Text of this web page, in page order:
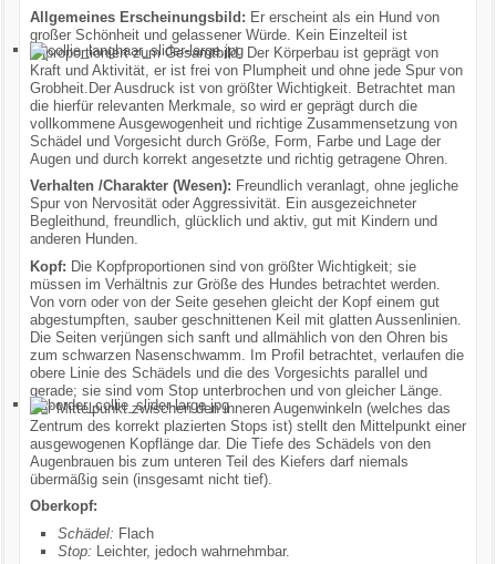
Allgemeines Erscheinungsbild: Er erscheint als ein Hund von
großer Schönheit und gelassener Würde. Kein Einzelteil ist
unproportioniert zum Gesamtbild. Der Körperbau ist geprägt von
Kraft und Aktivität, er ist frei von Plumpheit und ohne jede Spur von
Grobheit.Der Ausdruck ist von größter Wichtigkeit. Betrachtet man
die hierfür relevanten Merkmale, so wird er geprägt durch die
vollkommene Ausgewogenheit und richtige Zusammensetzung von
Schädel und Vorgesicht durch Größe, Form, Farbe und Lage der
Augen und durch korrekt angesetzte und richtig getragene Ohren.
Verhalten /Charakter (Wesen): Freundlich veranlagt, ohne jegliche
Spur von Nervosität oder Aggressivität. Ein ausgezeichneter
Begleithund, freundlich, glücklich und aktiv, gut mit Kindern und
anderen Hunden.
Kopf: Die Kopfproportionen sind von größter Wichtigkeit; sie
müssen im Verhältnis zur Größe des Hundes betrachtet werden.
Von vorn oder von der Seite gesehen gleicht der Kopf einem gut
abgestumpften, sauber geschnittenen Keil mit glatten Aussenlinien.
Die Seiten verjüngen sich sanft und allmählich von den Ohren bis
zum schwarzen Nasenschwamm. Im Profil betrachtet, verlaufen die
obere Linie des Schädels und die des Vorgesichts parallel und
gerade; sie sind vom Stop unterbrochen und von gleicher Länge.
Der Mittelpunkt zwischen den inneren Augenwinkeln (welches das
Zentrum des korrekt plazierten Stops ist) stellt den Mittelpunkt einer
ausgewogenen Kopflänge dar. Die Tiefe des Schädels von den
Augenbrauen bis zum unteren Teil des Kiefers darf niemals
übermäßig sein (insgesamt nicht tief).
Oberkopf:
Schädel: Flach
Stop: Leichter, jedoch wahrnehmbar.